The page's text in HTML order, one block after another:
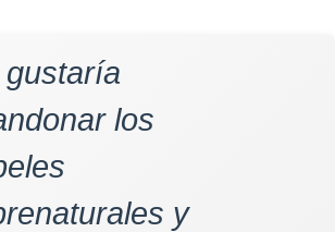
gustaría
los
y